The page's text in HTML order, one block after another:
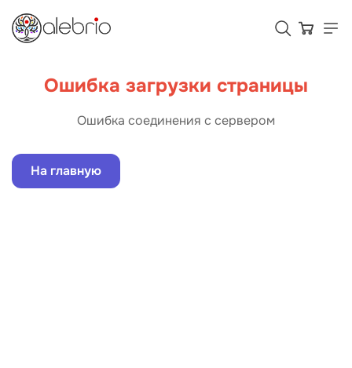
Картины
Украшения
Аксессуары
Ошибка загрузки страницы
Ошибка соединения с сервером
На главную